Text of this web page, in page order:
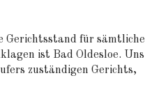
Gerichtsstand für sämtliche
ist Bad Oldesloe. Uns
zuständigen Gerichts,